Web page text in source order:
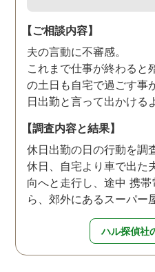
【ご相談内容】
夫の言動に不審感。
これまで仕事が終わると
の土日も自宅で過ごす事
日出勤と言って出かける
【調査内容と結果】
休日出勤の日の行動を調
休日、自宅より車で出た
向へと走行し、途中 携
ら、郊外にあるスーパー
ハル探偵社